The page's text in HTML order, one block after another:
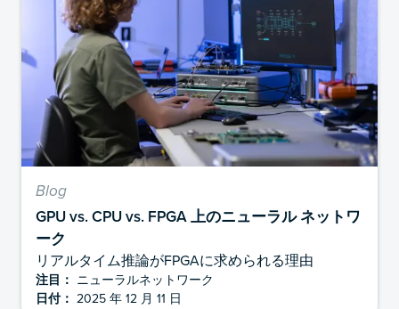
Blog
GPU vs. CPU vs. FPGA 上のニューラル ネットワ
ーク
リアルタイム推論がFPGAに求められる理由
注目： ニューラルネットワーク
日付： 2025 年 12 月 11 日